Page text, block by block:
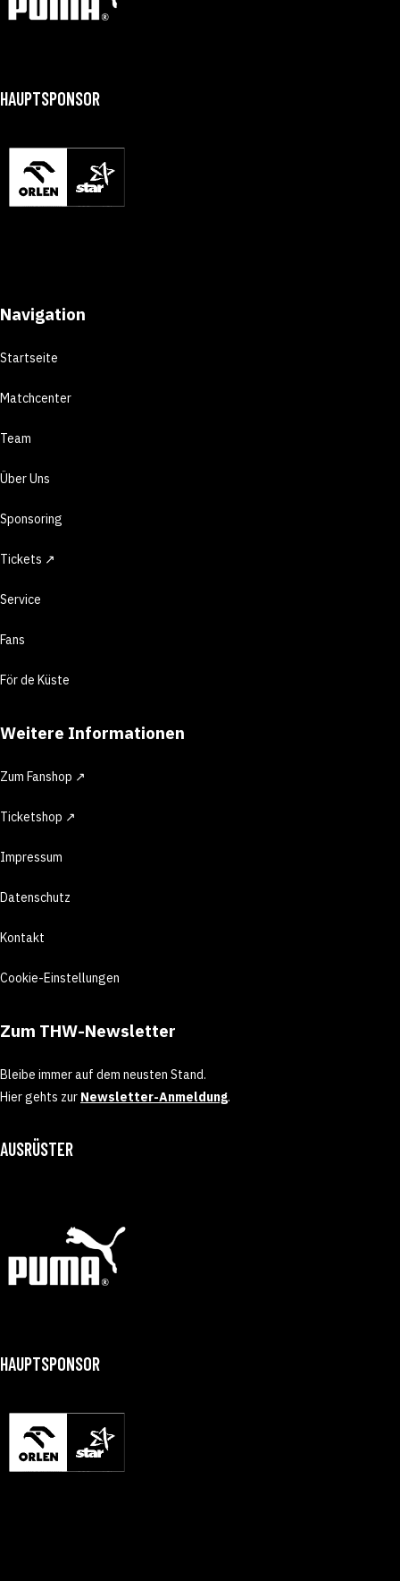
HAUPTSPONSOR
Navigation
Startseite
Matchcenter
Team
Über Uns
Sponsoring
Tickets ↗
Service
Fans
För de Küste
Weitere Informationen
Zum Fanshop ↗
Ticketshop ↗
Impressum
Datenschutz
Kontakt
Cookie-Einstellungen
Zum THW-Newsletter
Bleibe immer auf dem neusten Stand.
Hier gehts zur Newsletter-Anmeldung.
AUSRÜSTER
HAUPTSPONSOR